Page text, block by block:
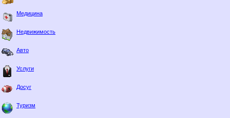
Медицина
Недвижимость
Авто
Услуги
Досуг
Туризм